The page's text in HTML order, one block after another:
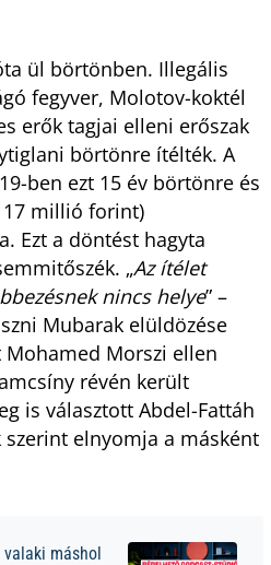
ül börtönben. Illegális
fegyver, Molotov-koktél
erők tagjai elleni erőszak
börtönre ítélték. A
ben ezt 15 év börtönre és
millió forint)
Ezt a döntést hagyta
„Az ítélet
nincs helye” –
Mubarak elüldözése
Morszi ellen
révén került
is választott Abdel-Fattáh
szerint elnyomja a másként
valaki máshol